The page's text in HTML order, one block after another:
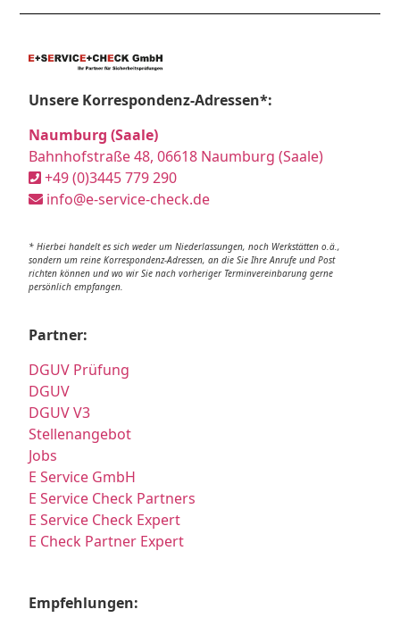
Unsere Korrespondenz-Adressen*:
Naumburg (Saale)
Bahnhofstraße 48, 06618 Naumburg (Saale)
+49 (0)3445 779 290
info@e-service-check.de
* Hierbei handelt es sich weder um Niederlassungen, noch Werkstätten o.ä.,
sondern um reine Korrespondenz-Adressen, an die Sie Ihre Anrufe und Post
richten können und wo wir Sie nach vorheriger Terminvereinbarung gerne
persönlich empfangen.
Partner:
DGUV Prüfung
DGUV
DGUV V3
Stellenangebot
Jobs
E Service GmbH
E Service Check Partners
E Service Check Expert
E Check Partner Expert
Empfehlungen: